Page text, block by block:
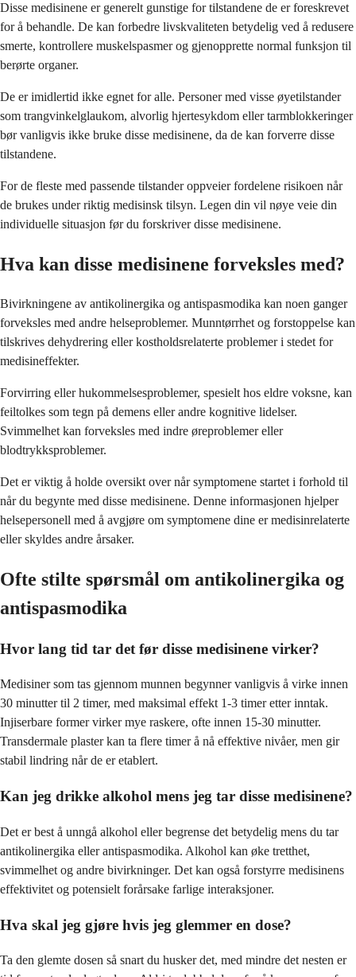
Disse medisinene er generelt gunstige for tilstandene de er foreskrevet
for å behandle. De kan forbedre livskvaliteten betydelig ved å redusere
smerte, kontrollere muskelspasmer og gjenopprette normal funksjon til
berørte organer.
De er imidlertid ikke egnet for alle. Personer med visse øyetilstander
som trangvinkelglaukom, alvorlig hjertesykdom eller tarmblokkeringer
bør vanligvis ikke bruke disse medisinene, da de kan forverre disse
tilstandene.
For de fleste med passende tilstander oppveier fordelene risikoen når
de brukes under riktig medisinsk tilsyn. Legen din vil nøye veie din
individuelle situasjon før du forskriver disse medisinene.
Hva kan disse medisinene forveksles med?
Bivirkningene av antikolinergika og antispasmodika kan noen ganger
forveksles med andre helseproblemer. Munntørrhet og forstoppelse kan
tilskrives dehydrering eller kostholdsrelaterte problemer i stedet for
medisineffekter.
Forvirring eller hukommelsesproblemer, spesielt hos eldre voksne, kan
feiltolkes som tegn på demens eller andre kognitive lidelser.
Svimmelhet kan forveksles med indre øreproblemer eller
blodtrykksproblemer.
Det er viktig å holde oversikt over når symptomene startet i forhold til
når du begynte med disse medisinene. Denne informasjonen hjelper
helsepersonell med å avgjøre om symptomene dine er medisinrelaterte
eller skyldes andre årsaker.
Ofte stilte spørsmål om antikolinergika og
antispasmodika
Hvor lang tid tar det før disse medisinene virker?
Medisiner som tas gjennom munnen begynner vanligvis å virke innen
30 minutter til 2 timer, med maksimal effekt 1-3 timer etter inntak.
Injiserbare former virker mye raskere, ofte innen 15-30 minutter.
Transdermale plaster kan ta flere timer å nå effektive nivåer, men gir
stabil lindring når de er etablert.
Kan jeg drikke alkohol mens jeg tar disse medisinene?
Det er best å unngå alkohol eller begrense det betydelig mens du tar
antikolinergika eller antispasmodika. Alkohol kan øke tretthet,
svimmelhet og andre bivirkninger. Det kan også forstyrre medisinens
effektivitet og potensielt forårsake farlige interaksjoner.
Hva skal jeg gjøre hvis jeg glemmer en dose?
Ta den glemte dosen så snart du husker det, med mindre det nesten er